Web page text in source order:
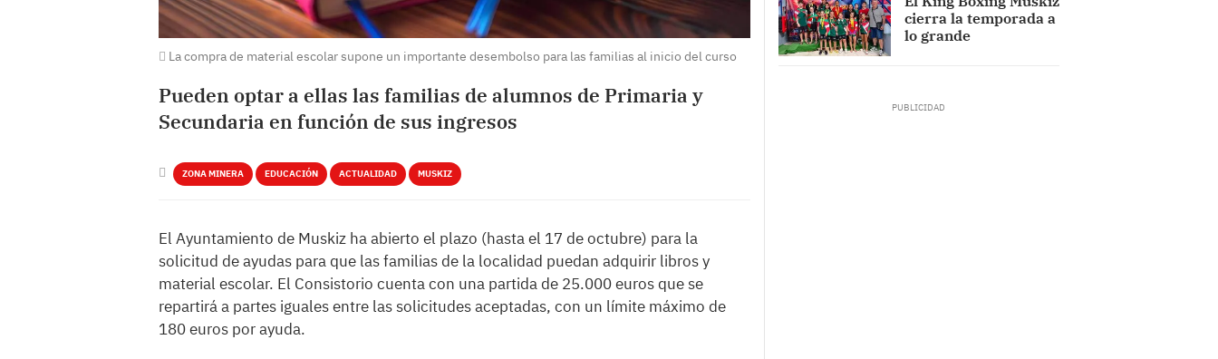
La compra de material escolar supone un importante desembolso para las familias al inicio del curso
Pueden optar a ellas las familias de alumnos de Primaria y
Secundaria en función de sus ingresos
ZONA MINERA EDUCACIÓN ACTUALIDAD MUSKIZ
El Ayuntamiento de Muskiz ha abierto el plazo (hasta el 17 de octubre) para la
solicitud de ayudas para que las familias de la localidad puedan adquirir libros y
material escolar. El Consistorio cuenta con una partida de 25.000 euros que se
repartirá a partes iguales entre las solicitudes aceptadas, con un límite máximo de
180 euros por ayuda.
cierra la temporada a
lo grande